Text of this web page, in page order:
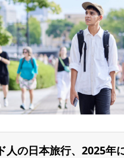
人の日本旅行、2025年